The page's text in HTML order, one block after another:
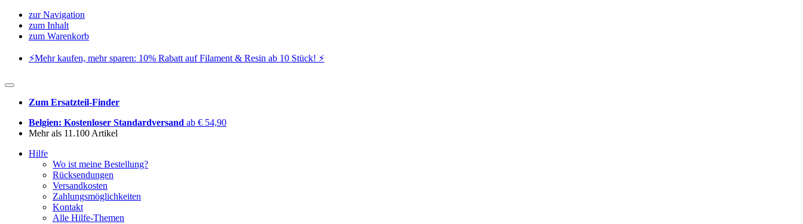
zur Navigation
zum Inhalt
zum Warenkorb
⚡️Mehr kaufen, mehr sparen: 10% Rabatt auf Filament & Resin ab 10 Stück! ⚡️
Zum Ersatzteil-Finder
Belgien: Kostenloser Standardversand ab € 54,90
Mehr als 11.100 Artikel
Hilfe
Wo ist meine Bestellung?
Rücksendungen
Versandkosten
Zahlungsmöglichkeiten
Kontakt
Alle Hilfe-Themen